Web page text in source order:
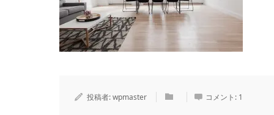
投稿者:wpmaster コメント: 1